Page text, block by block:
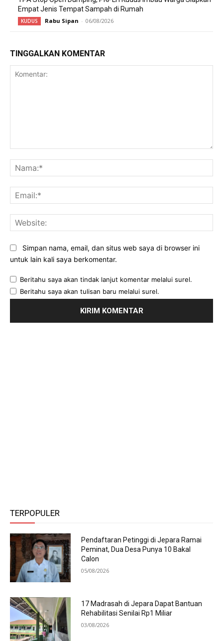
Empat Jenis Tempat Sampah di Rumah
KUDUS Rabu Sipan - 06/08/2026
TINGGALKAN KOMENTAR
Simpan nama, email, dan situs web saya di browser ini
untuk lain kali saya berkomentar.
Beritahu saya akan tindak lanjut komentar melalui surel.
Beritahu saya akan tulisan baru melalui surel.
TERPOPULER
Pendaftaran Petinggi di Jepara Ramai
Peminat, Dua Desa Punya 10 Bakal
Calon
05/08/2026
17 Madrasah di Jepara Dapat Bantuan
Rehabilitasi Senilai Rp1 Miliar
03/08/2026